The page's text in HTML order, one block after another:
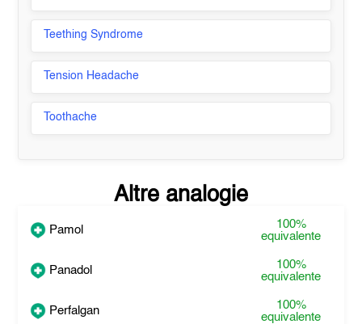
Teething Syndrome
Tension Headache
Toothache
Altre analogie
Pamol
100%
equivalente
Panadol
100%
equivalente
Perfalgan
100%
equivalente